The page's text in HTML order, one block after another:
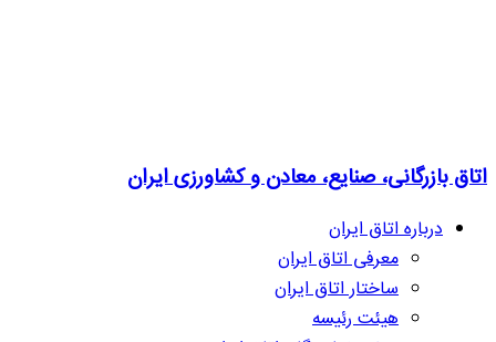
اتاق بازرگانی، صنایع، معادن و کشاورزی ایران
درباره اتاق ایران
معرفی اتاق ایران
ساختار اتاق ایران
هیئت رئیسه